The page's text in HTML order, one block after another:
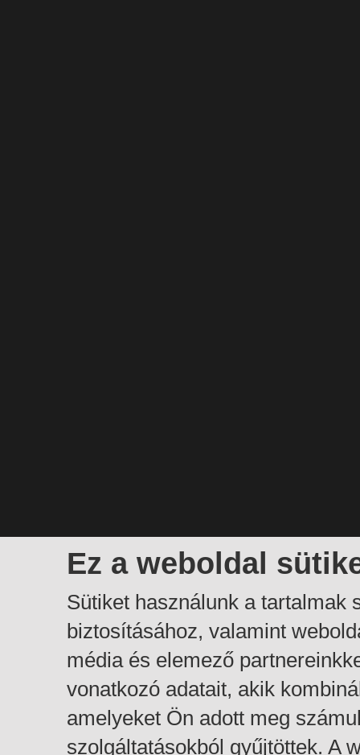
Ez a weboldal
Sütiket használunk a tartalmak
biztosításához, valamint
média és elemező
vonatkozó adatait, akik
amelyeket Ön adott meg
szolgáltatásokból gyűjtöttek. A